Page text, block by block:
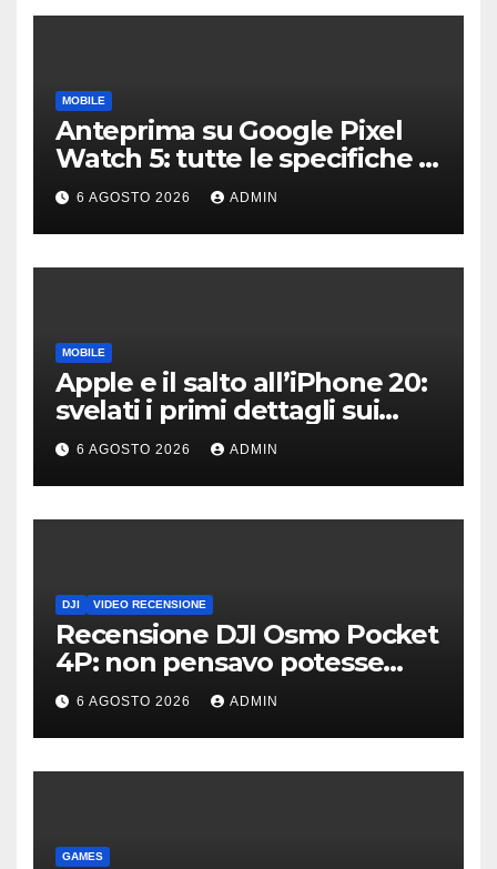
MOBILE
Anteprima su Google Pixel
Watch 5: tutte le specifiche e
i prezzi trapelati
6 AGOSTO 2026 ADMIN
MOBILE
Apple e il salto all’iPhone 20:
svelati i primi dettagli sui
display dei futuri top di
gamma
6 AGOSTO 2026 ADMIN
DJI VIDEO RECENSIONE
Recensione DJI Osmo Pocket
4P: non pensavo potesse
piacermi così tanto
6 AGOSTO 2026 ADMIN
GAMES